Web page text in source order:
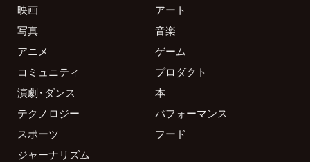
映画
アート
写真
音楽
アニメ
ゲーム
コミュニティ
プロダクト
演劇・ダンス
本
テクノロジー
パフォーマンス
スポーツ
フード
ジャーナリズム